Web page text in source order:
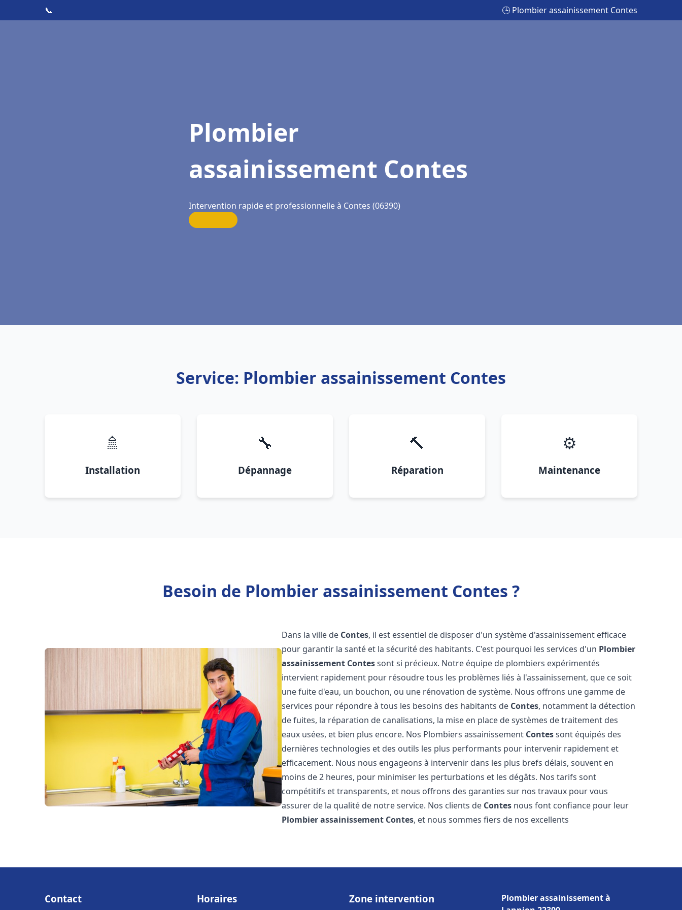
📞 🕒 Plombier assainissement Contes
Plombier
assainissement Contes
Intervention rapide et professionnelle à Contes (06390)
Service: Plombier assainissement Contes
🚿
Installation
🔧
Dépannage
🔨
Réparation
⚙️
Maintenance
Besoin de Plombier assainissement Contes ?
Dans la ville de Contes, il est essentiel de disposer d'un système d'assainissement efficace
pour garantir la santé et la sécurité des habitants. C'est pourquoi les services d'un Plombier
assainissement Contessont si précieux. Notre équipe de plombiers expérimentés
intervient rapidement pour résoudre tous les problèmes liés à l'assainissement, que ce soit
une fuite d'eau, un bouchon, ou une rénovation de système. Nous offrons une gamme de
services pour répondre à tous les besoins des habitants de Contes, notamment la détection
de fuites, la réparation de canalisations, la mise en place de systèmes de traitement des
eaux usées, et bien plus encore. Nos Plombiers assainissement Contessont équipés des
dernières technologies et des outils les plus performants pour intervenir rapidement et
efficacement. Nous nous engageons à intervenir dans les plus brefs délais, souvent en
moins de 2 heures, pour minimiser les perturbations et les dégâts. Nos tarifs sont
compétitifs et transparents, et nous offrons des garanties sur nos travaux pour vous
assurer de la qualité de notre service. Nos clients de Contes nous font confiance pour leur
Plombier assainissement Contes, et nous sommes fiers de nos excellents
Contact Horaires Zone intervention
Plombier assainissement à